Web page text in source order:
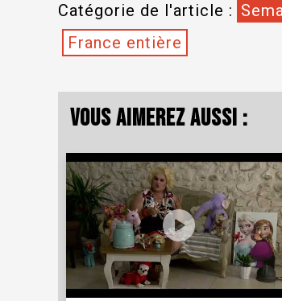
Catégorie de l'article :
France entière
Vous aimerez aussi :